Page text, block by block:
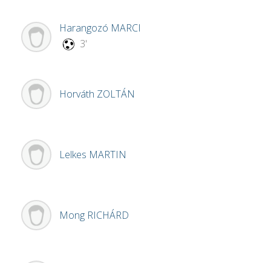
Harangozó MARCI
3'
Horváth ZOLTÁN
Lelkes MARTIN
Mong RICHÁRD